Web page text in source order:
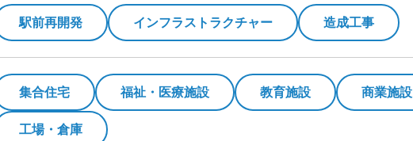
駅前再開発 インフラストラクチャー 造成工事
集合住宅 福祉・医療施設 教育施設 商業施設
工場・倉庫